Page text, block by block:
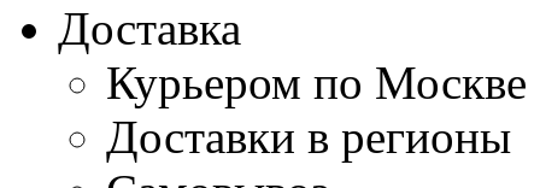
Доставка
Курьером по Москве
Доставки в регионы